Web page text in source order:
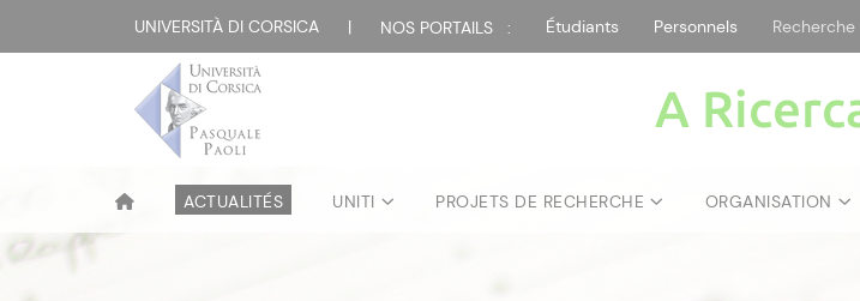
UNIVERSITÀ DI CORSICA | NOS PORTAILS : Étudiants Personnels Recherche
A
ACTUALITÉS UNITI PROJETS DE RECHERCHE ORGANISATION